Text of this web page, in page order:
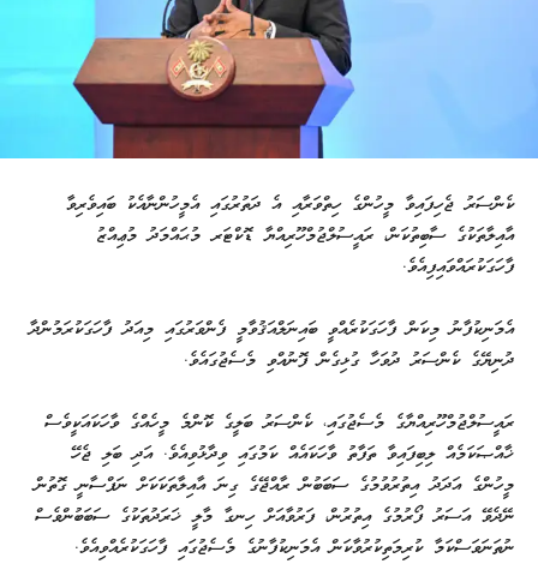
ކެންސަރު ޖެހިފައިވާ މީހުންގެ ހިތްވަރާއި އެ ދަތުރުގައި އެމީހުންނާއެކު ބައިވެރިވާ
އާއިލާތަކުގެ ސާބިތުކަން، ރައީސުލްޖުމްހޫރިއްޔާ ޑޮކްޓަރ މުޙައްމަދު މުޢިއްޒު
ފާހަގަކުރައްވައިފިއެވެ.
އެމަނިކުފާނު މިކަން ފާހަގަކުރެއްވީ ބައިނަލްއަޤުވާމީ ފެންވަރުގައި މިއަދު ފާހަގަކުރަމުންދާ
ދުނިޔޭގެ ކެންސަރު ދުވަހާ ގުޅިގެން ފޮނުއްވި މެސެޖުގައެވެ.
ރައީސުލްޖުމްހޫރިއްޔާގެ މެސެޖުގައި، ކެންސަރު ބަލީގެ ކޮންމެ މީހެއްގެ ވާހަކައަކީވެސް
ޚާއްޞަކަމެއް ލިބިފައިވާ ތަފާތު ވާހަކައެއް ކަމުގައި ވިދާޅުވިއެވެ. އަދި ބަލި ޖެހޭ
މީހުންގެ އަދަދު އިތުރުވުމުގެ ސަބަބުން ރާއްޖޭގެ ގިނަ އާއިލާތަކަކަށް ނަފްސާނީ ގޮތުން
ނޭދެވޭ އަސަރު ފޯރުމުގެ އިތުރުން، ފަރުވާއަށް ހިނގާ މާލީ ޚަރަދުތަކުގެ ސަބަބުންވެސް
ނުތަނަވަސްކަމާ ކުރިމަތިކުރުވާކަން އެމަނިކުފާނުގެ މެސެޖުގައި ފާހަގަކުރެއްވިއެވެ.